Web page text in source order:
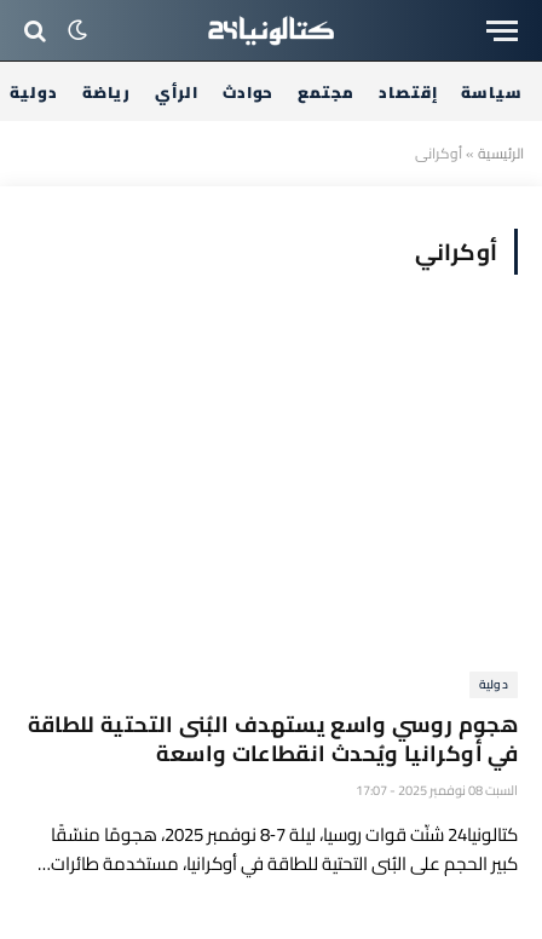
سياسة إقتصاد مجتمع حوادث الرأي رياضة دولية
الرئيسية»أوكراني
أوكراني
دولية
هجوم روسي واسع يستهدف البُنى التحتية للطاقة
في أوكرانيا ويُحدث انقطاعات واسعة
السبت 08 نوفمبر 2025 - 17:07
كتالونيا24 شنّت قوات روسيا، ليلة 7‑8 نوفمبر 2025، هجومًا منسّقًا
كبير الحجم على البُنى التحتية للطاقة في أوكرانيا، مستخدمة طائرات…